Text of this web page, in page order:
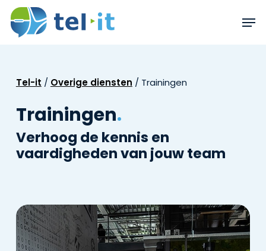
Skip
main
Tel-it / Overige diensten / Trainingen
Trainingen.
Verhoog de kennis en
vaardigheden van jouw team